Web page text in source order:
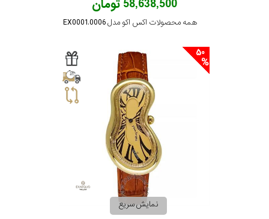
58,638,500 تومان
همه محصولات اکس اکو مدل EX0001.0006
نمایش سریع